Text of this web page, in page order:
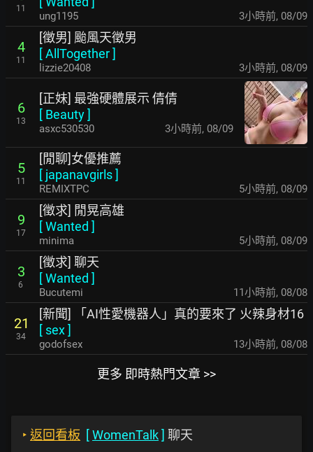
11
ung1195 3小時前, 08/09
4
11
[徵男] 颱風天徵男
[AllTogether]
lizzie20408 3小時前, 08/09
6
13
[正妹] 最強硬體展示 倩倩
[ Beauty]
asxc530530 3小時前, 08/09
5
11
[閒聊]女優推薦
[ japanavgirls]
REMIXTPC 5小時前, 08/09
9
17
[徵求] 閒晃高雄
[Wanted ]
minima 5小時前, 08/09
3
6
[徵求] 聊天
[Wanted ]
Bucutemi 11小時前, 08/08
21
34
[新聞] 「AI性愛機器人」真的要來了 火辣身材16
[ sex]
godofsex 13小時前, 08/08
更多 即時熱門文章 >>
‣ 返回看板 [WomenTalk] 聊天